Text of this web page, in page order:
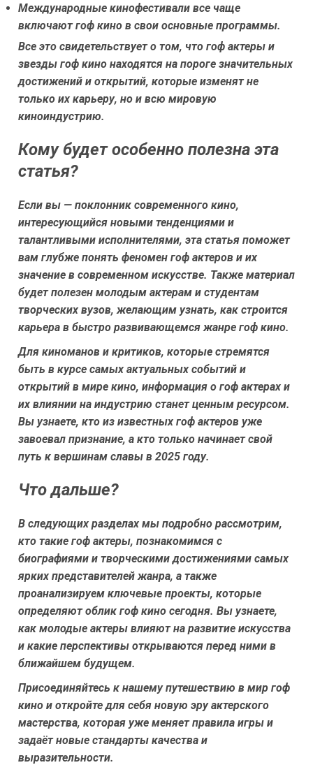
Международные кинофестивали все чаще
включают гоф кино в свои основные программы.
Все это свидетельствует о том, что гоф актеры и
звезды гоф кино находятся на пороге значительных
достижений и открытий, которые изменят не
только их карьеру, но и всю мировую
киноиндустрию.
Кому будет особенно полезна эта
статья?
Если вы — поклонник современного кино,
интересующийся новыми тенденциями и
талантливыми исполнителями, эта статья поможет
вам глубже понять феномен гоф актеров и их
значение в современном искусстве. Также материал
будет полезен молодым актерам и студентам
творческих вузов, желающим узнать, как строится
карьера в быстро развивающемся жанре гоф кино.
Для киноманов и критиков, которые стремятся
быть в курсе самых актуальных событий и
открытий в мире кино, информация о гоф актерах и
их влиянии на индустрию станет ценным ресурсом.
Вы узнаете, кто из известных гоф актеров уже
завоевал признание, а кто только начинает свой
путь к вершинам славы в 2025 году.
Что дальше?
В следующих разделах мы подробно рассмотрим,
кто такие гоф актеры, познакомимся с
биографиями и творческими достижениями самых
ярких представителей жанра, а также
проанализируем ключевые проекты, которые
определяют облик гоф кино сегодня. Вы узнаете,
как молодые актеры влияют на развитие искусства
и какие перспективы открываются перед ними в
ближайшем будущем.
Присоединяйтесь к нашему путешествию в мир гоф
кино и откройте для себя новую эру актерского
мастерства, которая уже меняет правила игры и
задаёт новые стандарты качества и
выразительности.